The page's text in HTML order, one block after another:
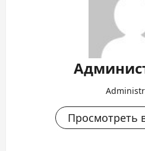
Просмотреть